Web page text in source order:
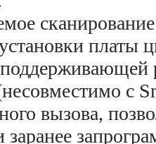
платы
с
вызова,
заранее